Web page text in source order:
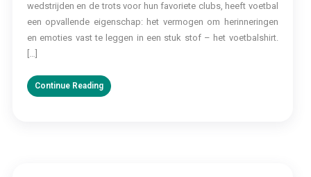
wedstrijden en de trots voor hun favoriete clubs, heeft voetbal
een opvallende eigenschap: het vermogen om herinneringen
en emoties vast te leggen in een stuk stof – het voetbalshirt.
[…]
Continue Reading